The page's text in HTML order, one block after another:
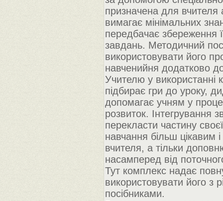
призначена для вчителя
вимагає мінімальних
передбачає збереження
завдань. Методичний
використовувати його
навченийня додатково
Учителю у використанні
підбирає гри до уроку,
допомагає учням у
розвиток. Інтегрування
перекласти частину
навчання більш цікавим
вчителя, а тільки
насамперед від
Тут комплекс надає
використовувати його з
посібниками.